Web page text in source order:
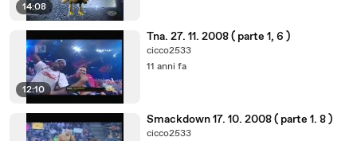
14:08
12:10
Tna. 27. 11. 2008 ( parte 1, 6 )
cicco2533
11 anni fa
Smackdown 17. 10. 2008 ( parte 1. 8 )
cicco2533